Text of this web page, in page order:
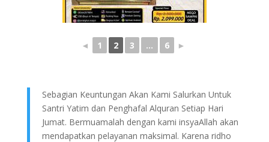
◄ 1 2 3 ... 6 ►
Sebagian Keuntungan Akan Kami Salurkan Untuk
Santri Yatim dan Penghafal Alquran Setiap Hari
Jumat. Bermuamalah dengan kami insyaAllah akan
mendapatkan pelayanan maksimal. Karena ridho